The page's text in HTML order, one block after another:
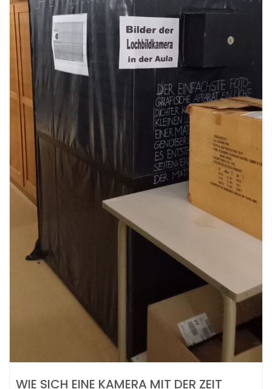
WIE SICH EINE KAMERA MIT DER ZEIT